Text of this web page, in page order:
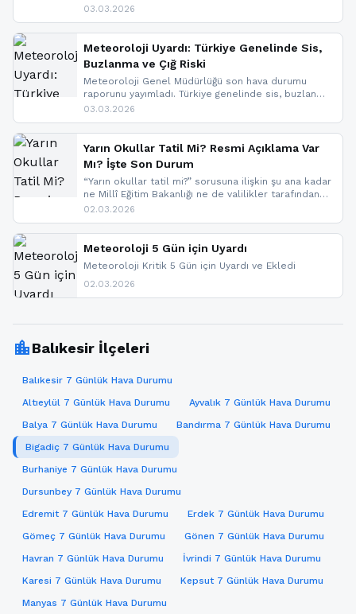
oluyor. Birçok il için kar yağışı ve buzlanma uyarısı
03.03.2026
Meteoroloji Uyardı: Türkiye Genelinde Sis,
Buzlanma ve Çığ Riski
Meteoroloji Genel Müdürlüğü son hava durumu
raporunu yayımladı. Türkiye genelinde sis, buzlanma
ve don beklenirken Doğu Anadolu ve Doğu
yapıldı. İşte son dakika meteoroloji gelişmeleri.
03.03.2026
Yarın Okullar Tatil Mi? Resmi Açıklama Var
Mı? İşte Son Durum
“Yarın okullar tatil mi?” sorusuna ilişkin şu ana kadar
ne Millî Eğitim Bakanlığı ne de valilikler tarafından
yapılmış resmi bir tatil açıklaması bulunmamaktadır.
paylaşacağız. En hızlı şekilde haberdar olmak için
sitemizi takip edebilir ve bildirimleri açabilirsiniz.
02.03.2026
Meteoroloji 5 Gün için Uyardı
Meteoroloji Kritik 5 Gün için Uyardı ve Ekledi
02.03.2026
location_cityBalıkesir İlçeleri
Balıkesir 7 Günlük Hava Durumu
Altıeylül 7 Günlük Hava Durumu
Ayvalık 7 Günlük Hava Durumu
Balya 7 Günlük Hava Durumu
Bandırma 7 Günlük Hava Durumu
Bigadiç 7 Günlük Hava Durumu
Burhaniye 7 Günlük Hava Durumu
Dursunbey 7 Günlük Hava Durumu
Edremit 7 Günlük Hava Durumu
Erdek 7 Günlük Hava Durumu
Gömeç 7 Günlük Hava Durumu
Gönen 7 Günlük Hava Durumu
Havran 7 Günlük Hava Durumu
İvrindi 7 Günlük Hava Durumu
Karesi 7 Günlük Hava Durumu
Kepsut 7 Günlük Hava Durumu
Manyas 7 Günlük Hava Durumu